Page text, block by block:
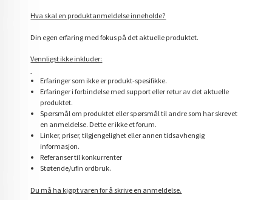
Hva skal en produktanmeldelse inneholde?
Din egen erfaring med fokus på det aktuelle produktet.
Vennligst ikke inkluder:
Erfaringer som ikke er produkt-spesifikke.
Erfaringer i forbindelse med support eller retur av det aktuelle
produktet.
Spørsmål om produktet eller spørsmål til andre som har skrevet
en anmeldelse. Dette er ikke et forum.
Linker, priser, tilgjengelighet eller annen tidsavhengig
informasjon.
Referanser til konkurrenter
Støtende/ufin ordbruk.
Du må ha kjøpt varen for å skrive en anmeldelse.